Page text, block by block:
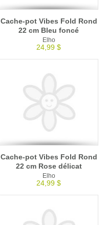
Cache-pot Vibes Fold Rond
22 cm Bleu foncé
Elho
24,99 $
Cache-pot Vibes Fold Rond
22 cm Rose délicat
Elho
24,99 $